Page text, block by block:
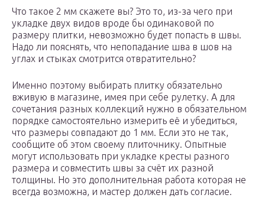
Что такое 2 мм скажете вы? Это то, из-за чего при
укладке двух видов вроде бы одинаковой по
размеру плитки, невозможно будет попасть в швы.
Надо ли пояснять, что непопадание шва в шов на
углах и стыках смотрится отвратительно?
Именно поэтому выбирать плитку обязательно
вживую в магазине, имея при себе рулетку. А для
сочетания разных коллекций нужно в обязательном
порядке самостоятельно измерить её и убедиться,
что размеры совпадают до 1 мм. Если это не так,
сообщите об этом своему плиточнику. Опытные
могут использовать при укладке кресты разного
размера и совместить швы за счёт их разной
толщины. Но это дополнительная работа которая не
всегда возможна, и мастер должен дать согласие.